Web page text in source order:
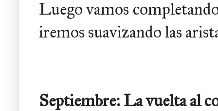
Luego vamos
iremos suavizando las
Septiembre: La vuelta al